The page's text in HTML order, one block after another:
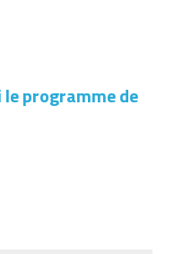
programme de